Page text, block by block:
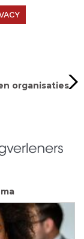
organisaties